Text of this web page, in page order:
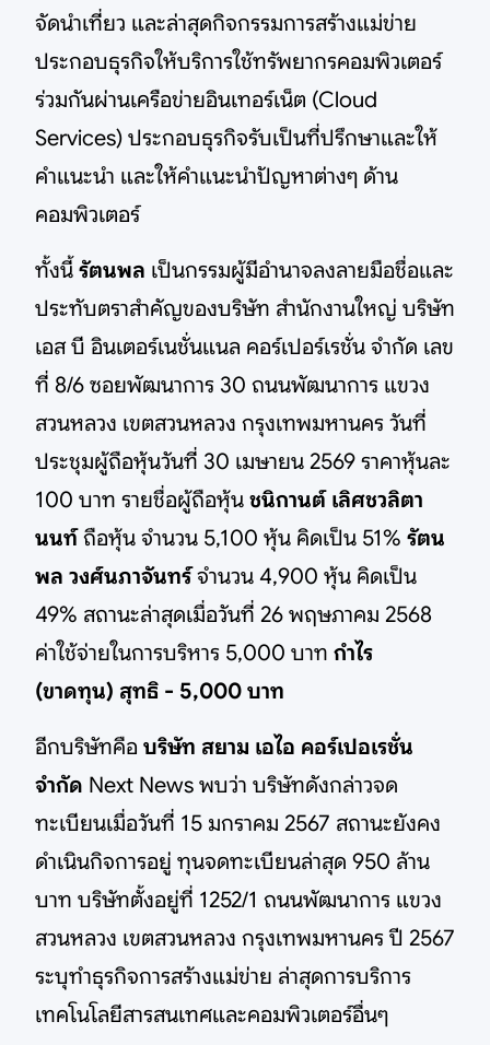
จัดนำเที่ยว และล่าสุดกิจกรรมการสร้างแม่ข่าย
ประกอบธุรกิจให้บริการใช้ทรัพยากรคอมพิวเตอร์
ร่วมกันผ่านเครือข่ายอินเทอร์เน็ต (Cloud
Services) ประกอบธุรกิจรับเป็นที่ปรึกษาและให้
คำแนะนำ และให้คำแนะนำปัญหาต่างๆ ด้าน
คอมพิวเตอร์
ทั้งนี้ รัตนพล เป็นกรรมผู้มีอำนาจลงลายมือชื่อและ
ประทับตราสำคัญของบริษัท สำนักงานใหญ่ บริษัท
เอส บี อินเตอร์เนชั่นแนล คอร์เปอร์เรชั่น จำกัด เลข
ที่ 8/6 ซอยพัฒนาการ 30 ถนนพัฒนาการ แขวง
สวนหลวง เขตสวนหลวง กรุงเทพมหานคร วันที่
ประชุมผู้ถือหุ้นวันที่ 30 เมษายน 2569 ราคาหุ้นละ
100 บาท รายชื่อผู้ถือหุ้น ชนิกานต์ เลิศชวลิตา
นนท์ถือหุ้น จำนวน 5,100 หุ้น คิดเป็น 51% รัตน
พล วงศ์นภาจันทร์จำนวน 4,900 หุ้น คิดเป็น
49% สถานะล่าสุดเมื่อวันที่ 26 พฤษภาคม 2568
ค่าใช้จ่ายในการบริหาร 5,000 บาท กำไร
(ขาดทุน) สุทธิ - 5,000 บาท
อีกบริษัทคือ บริษัท สยาม เอไอ คอร์เปอเรชั่น
จำกัด Next News พบว่า บริษัทดังกล่าวจด
ทะเบียนเมื่อวันที่ 15 มกราคม 2567 สถานะยังคง
ดำเนินกิจการอยู่ ทุนจดทะเบียนล่าสุด 950 ล้าน
บาท บริษัทตั้งอยู่ที่ 1252/1 ถนนพัฒนาการ แขวง
สวนหลวง เขตสวนหลวง กรุงเทพมหานคร ปี 2567
ระบุทำธุรกิจการสร้างแม่ข่าย ล่าสุดการบริการ
เทคโนโลยีสารสนเทศและคอมพิวเตอร์อื่นๆ